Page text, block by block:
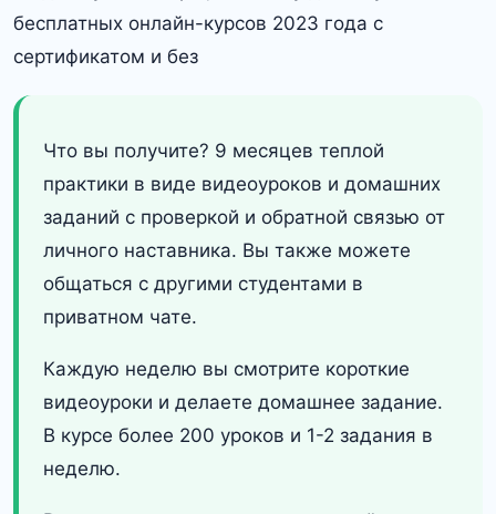
Что вы получите? 9 месяцев теплой
практики в виде видеоуроков и домашних
заданий с проверкой и обратной связью от
личного наставника. Вы также можете
общаться с другими студентами в
приватном чате.
Каждую неделю вы смотрите короткие
видеоуроки и делаете домашнее задание.
В курсе более 200 уроков и 1-2 задания в
неделю.